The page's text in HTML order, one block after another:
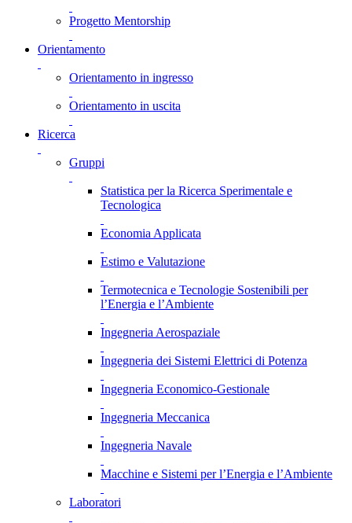
Progetto Mentorship
Orientamento
Orientamento in ingresso
Orientamento in uscita
Ricerca
Gruppi
Statistica per la Ricerca Sperimentale e
Tecnologica
Economia Applicata
Estimo e Valutazione
Termotecnica e Tecnologie Sostenibili per
l’Energia e l’Ambiente
Ingegneria Aerospaziale
Ingegneria dei Sistemi Elettrici di Potenza
Ingegneria Economico-Gestionale
Ingegneria Meccanica
Ingegneria Navale
Macchine e Sistemi per l’Energia e l’Ambiente
Laboratori